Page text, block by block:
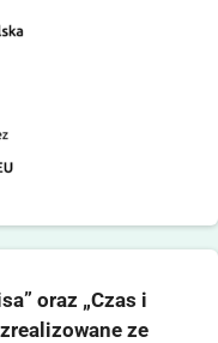
oraz „Czas i
ze